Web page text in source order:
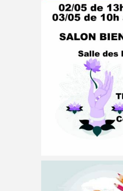
fêtes. Le samedi 2 mai
dimanche 3 mai de 10h à 18
Inscription
élémentaire